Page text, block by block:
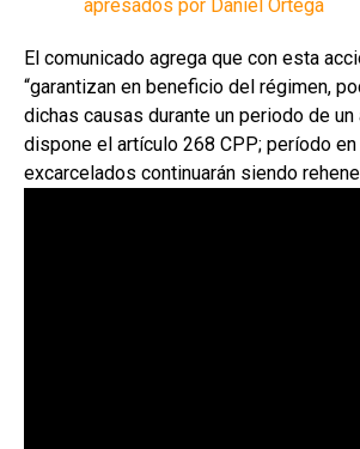
apresados por Daniel Ortega
El comunicado agrega que con esta
“garantizan en beneficio del régimen,
dichas causas durante un periodo de
dispone el artículo 268 CPP; período
excarcelados continuarán siendo